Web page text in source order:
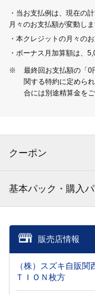
・当お支払例は、現在の
月々のお支払額が変動しま
・本クレジットの月々の
・ボーナス月加算額は、
※
最終回お支払額の「0
関する特約に定めら
合には別途精算金を
クーポン
基本パック・購入
販売店情報
（株）スズキ自販
ＴＩＯＮ枚方